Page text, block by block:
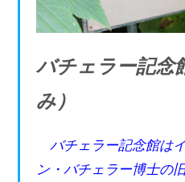
バチェラー記念
み）
バチェラー記念館は
ン・バチェラー博士の